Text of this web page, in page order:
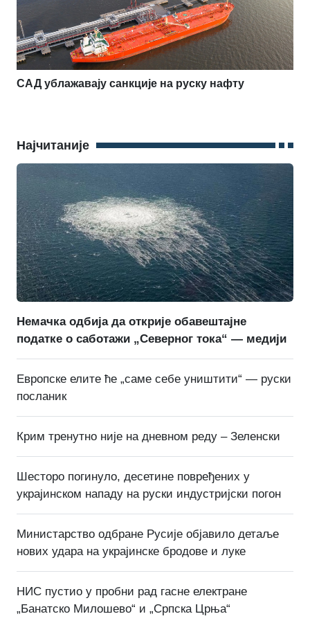
САД ублажавају санкције на руску нафту
Најчитаније
Немачка одбија да открије обавештајне
податке о саботажи „Северног тока“ — медији
Европске елите ће „саме себе уништити“ — руски
посланик
Крим тренутно није на дневном реду – Зеленски
Шесторо погинуло, десетине повређених у
украјинском нападу на руски индустријски погон
Министарство одбране Русије објавило детаље
нових удара на украјинске бродове и луке
НИС пустио у пробни рад гасне електране
„Банатско Милошево“ и „Српска Црња“